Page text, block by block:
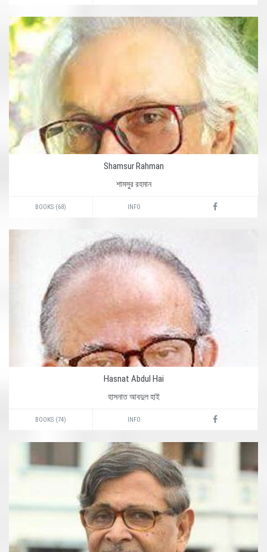
Shamsur Rahman
শামসুর রহমান
BOOKS (68) INFO
Hasnat Abdul Hai
হাসনাত আবদুল হাই
BOOKS (74) INFO